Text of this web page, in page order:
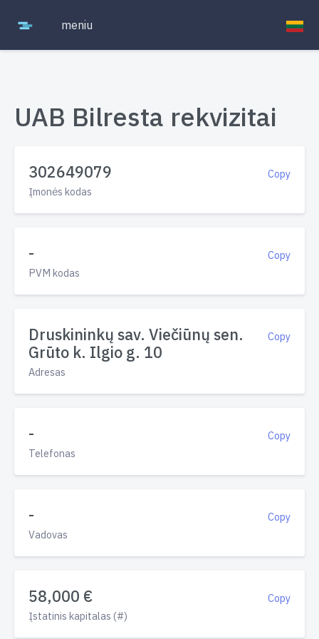
meniu
UAB Bilresta rekvizitai
Copy
302649079
Įmonės kodas
Copy
-
PVM kodas
Copy
Druskininkų sav. Viečiūnų sen.
Grūto k. Ilgio g. 10
Adresas
Copy
-
Telefonas
Copy
-
Vadovas
Copy
58,000 €
Įstatinis kapitalas (#)